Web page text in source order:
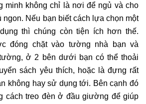
minh không chỉ là nơi để ngủ và cho
ngon. Nếu bạn biết cách lựa chọn một
thì chúng còn tiện ích hơn thế.
đóng chặt vào tường nhà bạn và
ở 2 bên dưới bạn có thể thoải
sách yêu thích, hoặc là đựng rất
không hay sử dụng tới. Bên cạnh đó
cách treo đèn ở đầu giường để giúp